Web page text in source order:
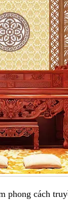
phong cách